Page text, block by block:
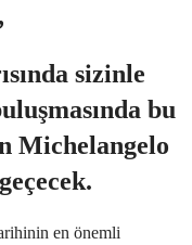
sizinle
bu
Michelangelo
en önemli